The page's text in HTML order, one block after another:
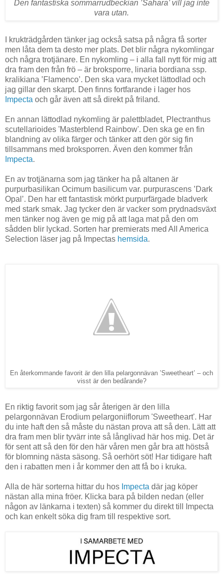
Den fantastiska sommarrudbeckian ’Sahara’ vill jag inte
vara utan.
I krukträdgården tänker jag också satsa på några få sorter
men låta dem ta desto mer plats. Det blir några nykomlingar
och några trotjänare. En nykomling – i alla fall nytt för mig att
dra fram den från frö – är broksporre, linaria bordiana ssp.
kralikiana ’Flamenco’. Den ska vara mycket lättodlad och
jag gillar den skarpt. Den finns fortfarande i lager hos
Impecta och går även att så direkt på friland.
En annan lättodlad nykomling är palettbladet, Plectranthus
scutellarioides 'Masterblend Rainbow'. Den ska ge en fin
blandning av olika färger och tänker att den gör sig fin
tillsammans med broksporren. Även den kommer från
Impecta.
En av trotjänarna som jag tänker ha på altanen är
purpurbasilikan Ocimum basilicum var. purpurascens ’Dark
Opal’. Den har ett fantastisk mörkt purpurfärgade bladverk
med stark smak. Jag tycker den är vacker som prydnadsväxt
men tänker nog även ge mig på att laga mat på den om
sådden blir lyckad. Sorten har premierats med All America
Selection läser jag på Impectas hemsida.
En återkommande favorit är den lilla pelargonnävan ’Sweetheart’ – och
visst är den bedårande?
En riktig favorit som jag sår återigen är den lilla
pelargonnävan Erodium pelargoniiflorum 'Sweetheart'. Har
du inte haft den så måste du nästan prova att så den. Lätt att
dra fram men blir tyvärr inte så långlivad här hos mig. Det är
för sent att så den för den här våren men går bra att höstså
för blomning nästa säsong. Så oerhört söt! Har tidigare haft
den i rabatten men i år kommer den att få bo i kruka.
Alla de här sorterna hittar du hos Impecta där jag köper
nästan alla mina fröer. Klicka bara på bilden nedan (eller
någon av länkarna i texten) så kommer du direkt till Impecta
och kan enkelt söka dig fram till respektive sort.